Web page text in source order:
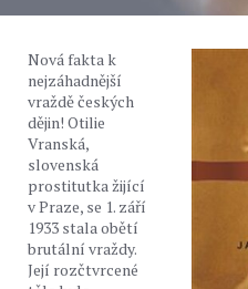
Nová fakta k
nejzáhadnější
vraždě českých
dějin! Otilie
Vranská,
slovenská
prostitutka žijící
v Praze, se 1. září
1933 stala obětí
brutální vraždy.
Její rozčtvrcené